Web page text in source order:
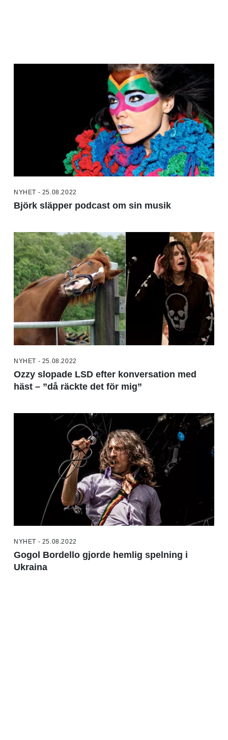
NYHET - 25.08.2022
Björk släpper podcast om sin musik
NYHET - 25.08.2022
Ozzy slopade LSD efter konversation med
häst – ”då räckte det för mig”
NYHET - 25.08.2022
Gogol Bordello gjorde hemlig spelning i
Ukraina